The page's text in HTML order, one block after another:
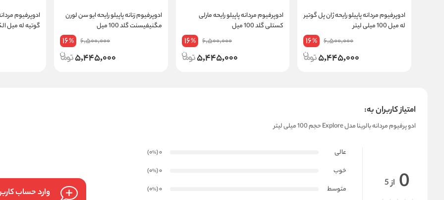
ادوپرفیوم مردانه پاپیلو رایحه ژان پل گوتیر
له میل 100 میلی لیتر
6,500,000
16%
5,445,000
ادوپرفیوم مردانه پاپیلو رایحه مارلی
کستلی گلد 100 میل
6,500,000
16%
5,445,000
ادوپرفیوم زنانه پاپیلو رایحه ایو سن لورن
مگنیفیسنت گلد 100 میل
6,500,000
16%
5,445,000
ادوپرفیوم
گوتیه له میل الکسیر
امتیاز کاربران به:
ادو پرفیوم مردانه بالرینا مدل Explore حجم 100 میلی لیتر
0 از 5
عالی 0
(0
%
)
خوب
0
(0
%
)
متوسط
0
(0
%
)
وارد حساب